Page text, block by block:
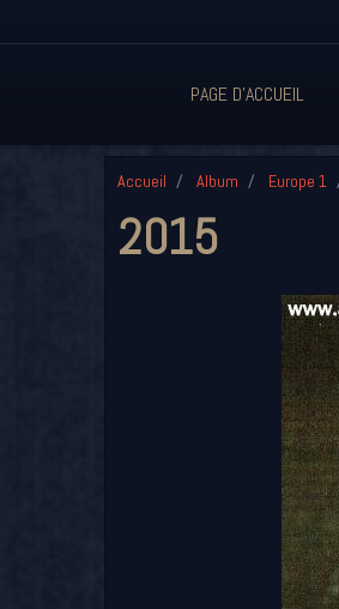
PAGE D'ACCUEIL
Accueil Album Europe 1
2015